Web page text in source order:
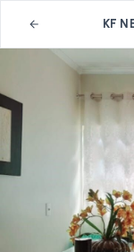
KF